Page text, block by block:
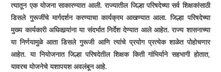
त्यातून एक योजना साकारण्यात आली. राज्यातील जिल्हा परिषदेच्या सर्व शिक्षकांसाठी
डिसले गुरूजींचे मार्गदर्शन करण्याचा कार्यक्रम आखण्यात आला. जिल्हा परिषदेच्या
मुख्य कार्यकारी अधिकार्‍यांना या संदर्भात निर्देश देण्यात आले आहेत. राज्य शासनाच्या
या निर्णयामुळे आता डिसले गुरूजी आणि त्यांचे प्रयोग प्रत्येक शाळेत पोहोचणार
आहेत. या नियोजनात जिल्हा परिषदेतील शिक्षक किती गांभिर्याने सहभागी होतात,
यावरच योजनेचे यशापयश अवलंबून आहे.